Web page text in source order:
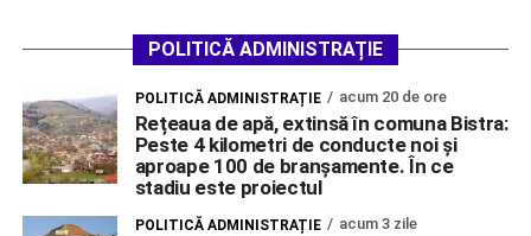
POLITICĂ ADMINISTRAȚIE
POLITICĂ ADMINISTRAȚIE acum 20 de ore
Rețeaua de apă, extinsă în comuna Bistra:
Peste 4 kilometri de conducte noi și
aproape 100 de branșamente. În ce
stadiu este proiectul
POLITICĂ ADMINISTRAȚIE acum 3 zile